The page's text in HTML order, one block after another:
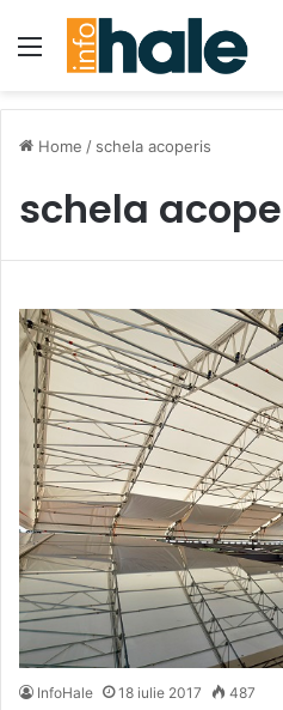
Menu
Home / schela acoperis
schela
InfoHale 18 iulie 2017 487